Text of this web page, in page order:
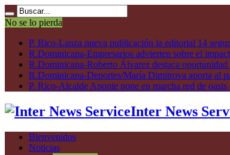
No se lo pierda
P. Rico-Lanza nueva publicación la editorial 14
R.Dominicana-Empresarios advierten sobre el
R.Dominicana-Roberto Álvarez destaca
R.Dominicana-Deportes/María Dimitrova aporta al
P. Rico-Alcalde Aponte pone en marcha red de
Inter News
Bienvenidos
Noticias